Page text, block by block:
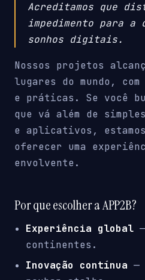
Acreditamos que
impedimento para a
sonhos digitais.
Nossos projetos
lugares do mundo,
e práticas. Se você
que vá além de
e aplicativos,
oferecer uma
envolvente.
Por que escolher a APP2B?
Experiência global
continentes.
Inovação contínua —